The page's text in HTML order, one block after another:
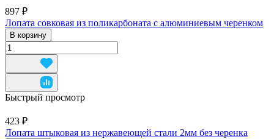
897 ₽
Лопата совковая из поликарбоната с алюминиевым черенком
В корзину
Быстрый просмотр
423 ₽
Лопата штыковая из нержавеющей стали 2мм без черенка